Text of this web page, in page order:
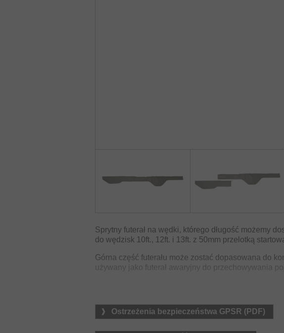
Sprytny futerał na wędki, którego długość możemy
do wędzisk 10ft., 12ft. i 13ft. z 50mm przelotką
Górna część futerału może zostać dopasowana do
używany jako futerał awaryjny do przechowywania
Dwuczęściowa konstrukcja
Ostrzeżenia bezpieczeństwa GPSR (PDF)